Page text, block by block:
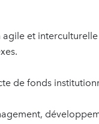
et
de fonds